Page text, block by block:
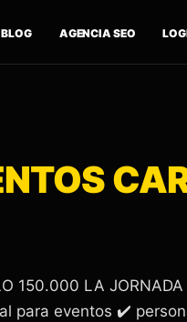
BLOG AGENCIA SEO
150.000 LA
para eventos ✔️